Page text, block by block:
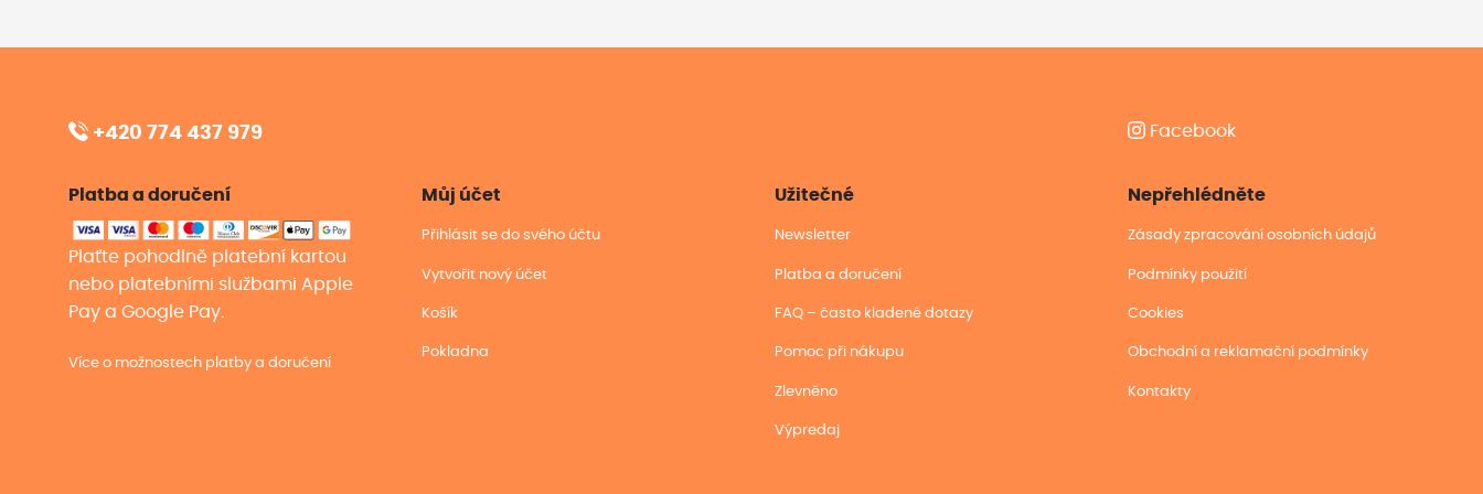
+420 774 437 979 Facebook
Platba a doručení
Plaťte pohodlně platební kartou
nebo platebními službami Apple
Pay a Google Pay.
Více o možnostech platby a doručení
Můj účet
Přihlásit se do svého účtu
Vytvořit nový účet
Košík
Pokladna
Užitečné
Newsletter
Platba a doručení
FAQ – často kladené dotazy
Pomoc při nákupu
Zlevněno
Výpredaj
Nepřehlédněte
Zásady zpracování osobních údajů
Podmínky použití
Cookies
Obchodní a reklamační podmínky
Kontakty